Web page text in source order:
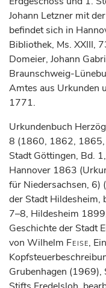
Johann Letzner mit
befindet sich in
Bibliothek, Ms. XXIII,
Domeier, Johann
Braunschweig-
Amtes aus Urkunden
1771.
Urkundenbuch
8 (1860, 1862,
Stadt Göttingen, Bd.
Hannover 1863
für Niedersachsen, 6)
der Stadt Hildesheim,
7–8, Hildesheim
Geschichte der Stadt
von Wilhelm Feise,
Grubenhagen